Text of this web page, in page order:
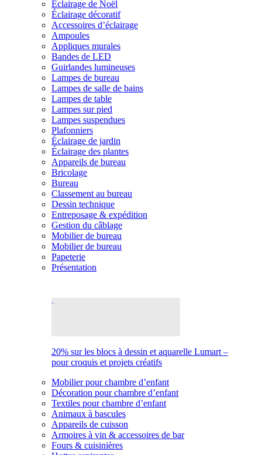
Éclairage de Noël
Éclairage décoratif
Accessoires d’éclairage
Ampoules
Appliques murales
Bandes de LED
Guirlandes lumineuses
Lampes de bureau
Lampes de salle de bains
Lampes de table
Lampes sur pied
Lampes suspendues
Plafonniers
Éclairage de jardin
Éclairage des plantes
Appareils de bureau
Bricolage
Bureau
Classement au bureau
Dessin technique
Entreposage & expédition
Gestion du câblage
Mobilier de bureau
Mobilier de bureau
Papeterie
Présentation
20% sur les blocs à dessin et aquarelle Lumart –
pour croquis et projets créatifs
Mobilier pour chambre d’enfant
Décoration pour chambre d’enfant
Textiles pour chambre d’enfant
Animaux à bascules
Appareils de cuisson
Armoires à vin & accessoires de bar
Fours & cuisinières